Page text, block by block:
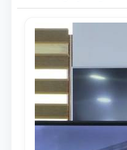
yuborish